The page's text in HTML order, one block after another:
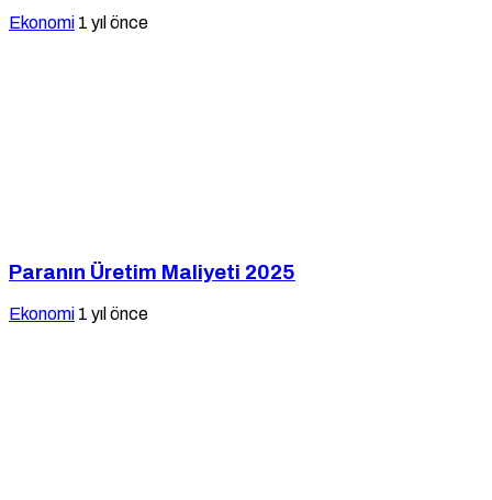
Ekonomi 1 yıl önce
Paranın Üretim Maliyeti 2025
Ekonomi 1 yıl önce